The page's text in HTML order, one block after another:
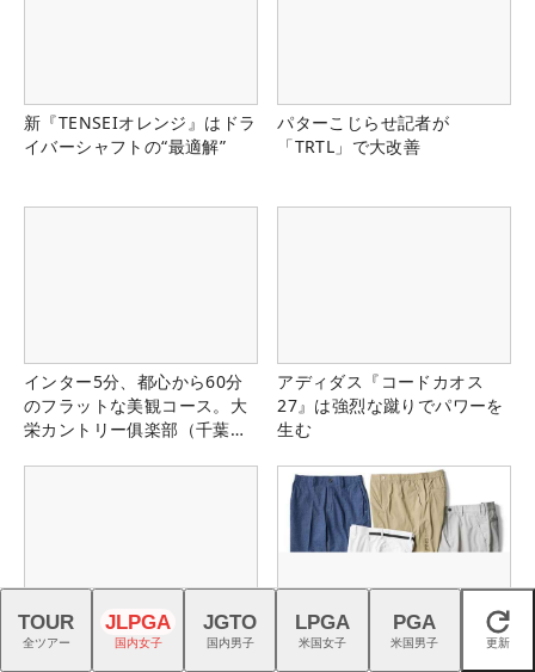
新『TENSEIオレンジ』はドラ
イバーシャフトの“最適解”
パターこじらせ記者が
「TRTL」で大改善
インター5分、都心から60分
のフラットな美観コース。大
栄カントリー俱楽部（千葉
アディダス『コードカオス
27』は強烈な蹴りでパワーを
生む
ゴルフの熱狂を、つくる仕
事。｜スタッフ募集中
猛暑を乗り切る！ こだわり機
能派パンツ4選
閉じる
TOUR
全ツアー
JLPGA
国内女子
JGTO
国内男子
LPGA
米国女子
PGA
米国男子 更新